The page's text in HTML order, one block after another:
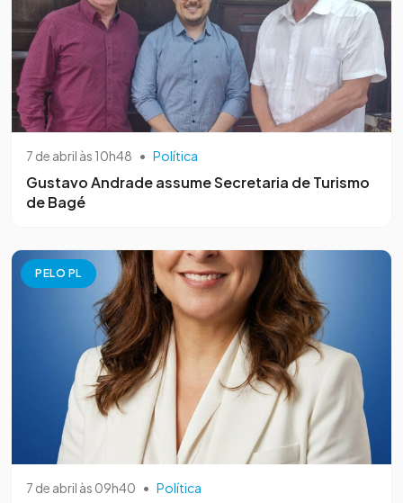
7 de abril às 10h48 • Política
Gustavo Andrade assume Secretaria de Turismo
de Bagé
PELO PL
7 de abril às 09h40 • Política